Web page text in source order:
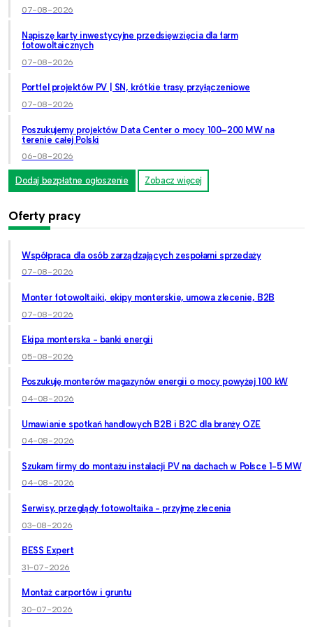
07-08-2026
Napiszę karty inwestycyjne przedsięwzięcia dla farm
fotowoltaicznych
07-08-2026
Portfel projektów PV | SN, krótkie trasy przyłączeniowe
07-08-2026
Poszukujemy projektów Data Center o mocy 100–200 MW na
terenie całej Polski
06-08-2026
Dodaj bezpłatne ogłoszenie Zobacz więcej
Oferty pracy
Współpraca dla osób zarządzających zespołami sprzedaży
07-08-2026
Monter fotowoltaiki, ekipy monterskie, umowa zlecenie, B2B
07-08-2026
Ekipa monterska - banki energii
05-08-2026
Poszukuję monterów magazynów energii o mocy powyżej 100 kW
04-08-2026
Umawianie spotkań handlowych B2B i B2C dla branży OZE
04-08-2026
Szukam firmy do montażu instalacji PV na dachach w Polsce 1-5 MW
04-08-2026
Serwisy, przeglądy fotowoltaika - przyjmę zlecenia
03-08-2026
BESS Expert
31-07-2026
Montaż carportów i gruntu
30-07-2026